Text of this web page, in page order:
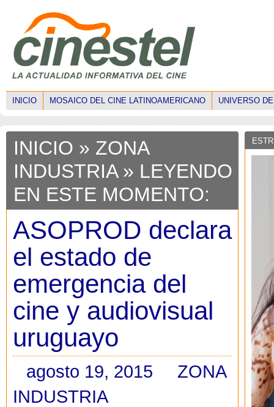
INICIO MOSAICO DEL CINE LATINOAMERICANO UNIVERSO
INICIO » ZONA
INDUSTRIA» LEYENDO
EN ESTE MOMENTO:
ASOPROD declara
el estado de
emergencia del
cine y audiovisual
uruguayo
agosto 19, 2015
ZONA
INDUSTRIA